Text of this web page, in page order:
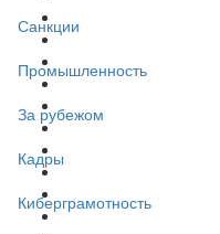
Санкции
Промышленность
За рубежом
Кадры
Киберграмотность